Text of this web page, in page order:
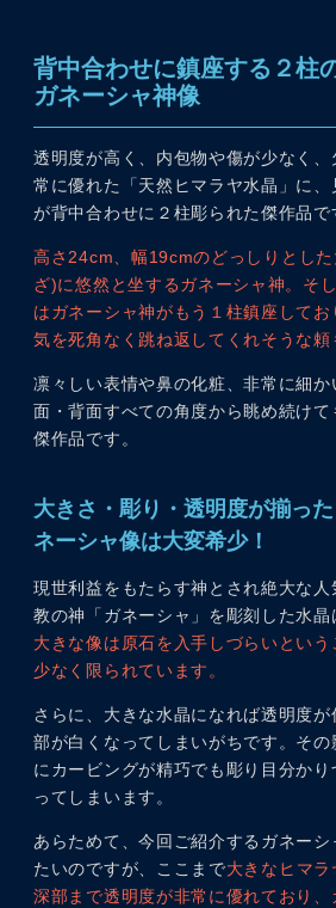
背中合わせに鎮座する２柱
ガネーシャ神像
透明度が高く、内包物や傷が少なく
常に優れた「天然ヒマラヤ水晶」に
が背中合わせに２柱彫られた傑作品で
高さ24cm、幅19cmのどっしりとした
ざ)に悠然と坐するガネーシャ神。そ
はガネーシャ神がもう１柱鎮座して
気を死角なく跳ね返してくれそうな頼
凛々しい表情や鼻の化粧、非常に細
面・背面すべての角度から眺め続け
傑作品です。
大きさ・彫り・透明度が揃っ
ネーシャ像は大変希少！
現世利益をもたらす神とされ絶大な
教の神「ガネーシャ」を彫刻した水晶
大きな像は原石を入手しづらいとい
少なく限られています。
さらに、大きな水晶になれば透明度
部が白くなってしまいがちです。そ
にカービングが精巧でも彫り目分か
ってしまいます。
あらためて、今回ご紹介するガネーシ
たいのですが、ここまで大きなヒマ
深部まで透明度が非常に優れており